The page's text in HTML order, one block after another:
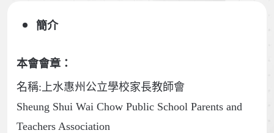
簡介
本會會章：
名稱:上水惠州公立學校家長教師會
Sheung Shui Wai Chow Public School Parents and
Teachers Association